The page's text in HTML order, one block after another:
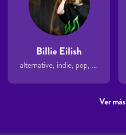
Billie Eilish
alternative, indie, pop, singer-songwriter
Ver más